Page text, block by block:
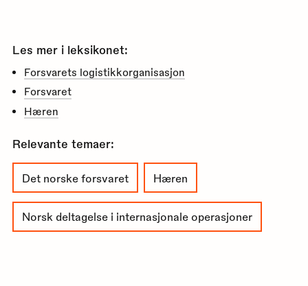
Les mer i leksikonet:
Forsvarets logistikkorganisasjon
Forsvaret
Hæren
Relevante temaer:
Det norske forsvaret Hæren
Norsk deltagelse i internasjonale operasjoner